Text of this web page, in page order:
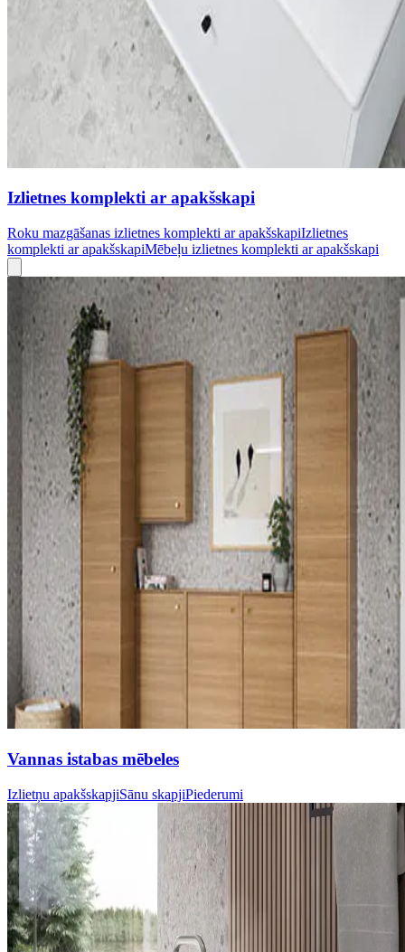
Izlietnes komplekti ar apakšskapi
Roku mazgāšanas izlietnes komplekti ar apakšskapiIzlietnes
komplekti ar apakšskapiMēbeļu izlietnes komplekti ar apakšskapi
Vannas istabas mēbeles
Izlietņu apakšskapjiSānu skapjiPiederumi